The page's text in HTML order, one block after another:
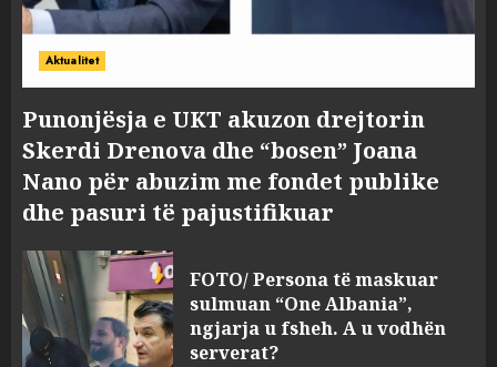
Aktualitet
Punonjësja e UKT akuzon drejtorin
Skerdi Drenova dhe “bosen” Joana
Nano për abuzim me fondet publike
dhe pasuri të pajustifikuar
FOTO/ Persona të maskuar
sulmuan “One Albania”,
ngjarja u fsheh. A u vodhën
serverat?